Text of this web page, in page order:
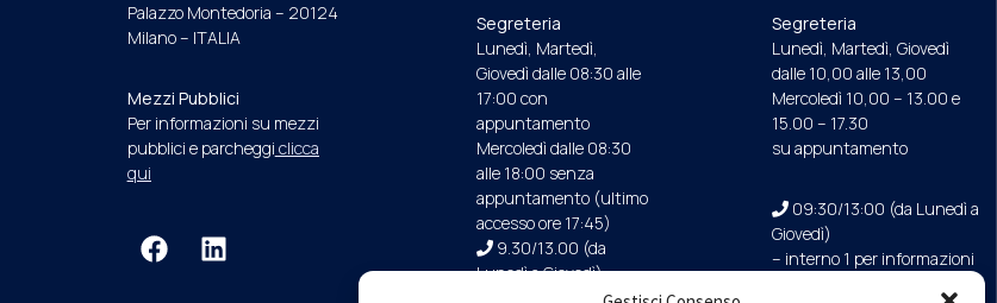
Palazzo Montedoria – 20124
Milano – ITALIA
Mezzi Pubblici
Per informazioni su mezzi
pubblici e parcheggi clicca
qui
Segreteria
Lunedì, Martedì,
Giovedì dalle 08:30 alle
17:00 con
appuntamento
Mercoledì dalle 08:30
alle 18:00 senza
appuntamento (ultimo
accesso ore 17:45)
9.30/13.00 (da
Lunedì a Giovedì)
Segreteria
Lunedì, Martedì, Giovedì
dalle 10,00 alle 13,00
Mercoledì 10,00 – 13.00 e
15.00 – 17.30
su appuntamento
09:30/13:00 (da Lunedì a
Giovedì)
– interno 1 per informazioni